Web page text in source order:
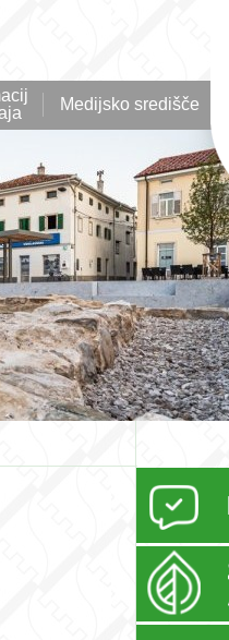
Medijsko središče